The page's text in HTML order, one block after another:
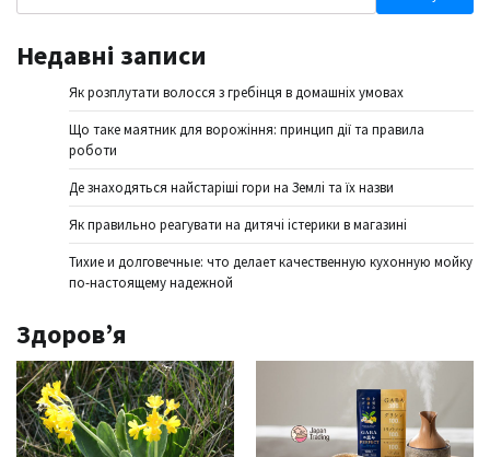
Недавні записи
Як розплутати волосся з гребінця в домашніх умовах
Що таке маятник для ворожіння: принцип дії та правила
роботи
Де знаходяться найстаріші гори на Землі та їх назви
Як правильно реагувати на дитячі істерики в магазині
Тихие и долговечные: что делает качественную кухонную мойку
по-настоящему надежной
Здоров’я